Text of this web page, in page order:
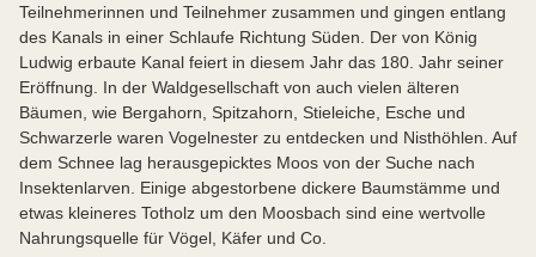
Teilnehmerinnen und Teilnehmer zusammen und gingen entlang
des Kanals in einer Schlaufe Richtung Süden. Der von König
Ludwig erbaute Kanal feiert in diesem Jahr das 180. Jahr seiner
Eröffnung. In der Waldgesellschaft von auch vielen älteren
Bäumen, wie Bergahorn, Spitzahorn, Stieleiche, Esche und
Schwarzerle waren Vogelnester zu entdecken und Nisthöhlen. Auf
dem Schnee lag herausgepicktes Moos von der Suche nach
Insektenlarven. Einige abgestorbene dickere Baumstämme und
etwas kleineres Totholz um den Moosbach sind eine wertvolle
Nahrungsquelle für Vögel, Käfer und Co.